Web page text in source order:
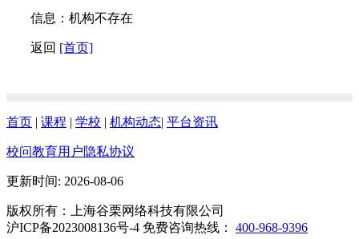
信息：机构不存在
返回 [首页]
首页 | 课程 | 学校 | 机构动态| 平台资讯
校问教育用户隐私协议
更新时间: 2026-08-06
版权所有：上海谷栗网络科技有限公司
沪ICP备2023008136号-4 免费咨询热线： 400-968-9396